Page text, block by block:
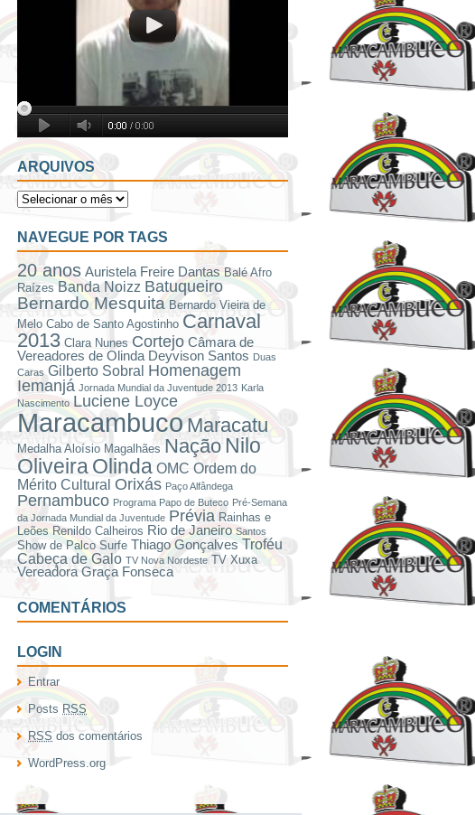
ARQUIVOS
NAVEGUE POR TAGS
20 anos Auristela Freire Dantas Balé Afro
Raízes Banda Noizz Batuqueiro
Bernardo Mesquita Bernardo Vieira de
Melo Cabo de Santo Agostinho Carnaval
2013 Clara Nunes Cortejo Câmara de
Vereadores de Olinda Deyvison Santos Duas
Caras Gilberto Sobral Homenagem
Iemanjá Jornada Mundial da Juventude 2013 Karla
Nascimento Luciene Loyce
Maracambuco Maracatu
Medalha Aloísio Magalhães Nação Nilo
OliveiraOlinda OMC Ordem do
Mérito Cultural Orixás Paço Alfândega
Pernambuco Programa Papo de Buteco Pré-Semana
da Jornada Mundial da Juventude Prévia Rainhas e
Leões Renildo Calheiros Rio de Janeiro Santos
Show de Palco Surfe Thiago Gonçalves Troféu
Cabeça de Galo TV Nova Nordeste TV Xuxa
Vereadora Graça Fonseca
COMENTÁRIOS
LOGIN
Entrar
Posts RSS
RSS dos comentários
WordPress.org